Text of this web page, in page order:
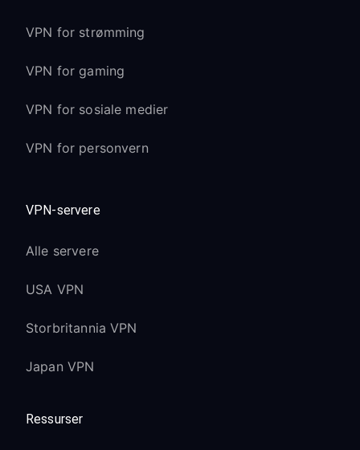
VPN for strømming
VPN for gaming
VPN for sosiale medier
VPN for personvern
VPN-servere
Alle servere
USA VPN
Storbritannia VPN
Japan VPN
Ressurser